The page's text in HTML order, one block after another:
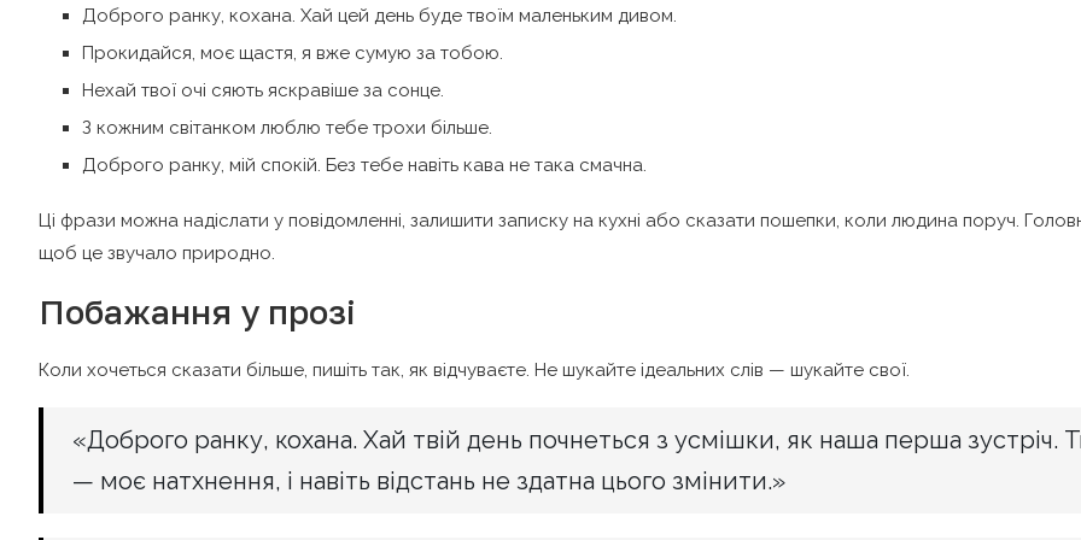
Доброго ранку, кохана. Хай цей день буде твоїм маленьким дивом.
Прокидайся, моє щастя, я вже сумую за тобою.
Нехай твої очі сяють яскравіше за сонце.
З кожним світанком люблю тебе трохи більше.
Доброго ранку, мій спокій. Без тебе навіть кава не така смачна.
Ці фрази можна надіслати у повідомленні, залишити записку на кухні або сказати пошепки, коли людина поруч.
щоб це звучало природно.
Побажання у прозі
Коли хочеться сказати більше, пишіть так, як відчуваєте. Не шукайте ідеальних слів — шукайте свої.
«Доброго ранку, кохана. Хай твій день почнеться з усмішки, як наша перша зустріч.
— моє натхнення, і навіть відстань не здатна цього змінити.»